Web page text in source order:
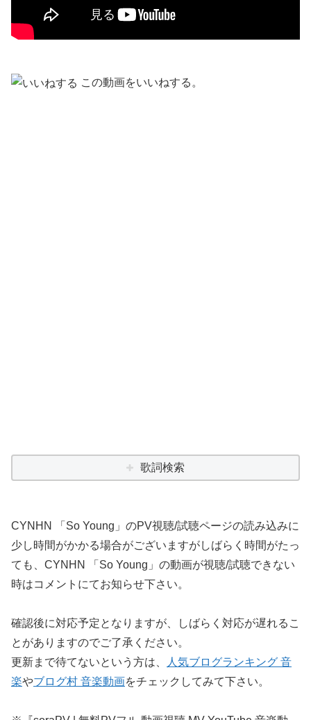
この動画をいいねする。
歌詞検索
CYNHN 「So Young」のPV視聴/試聴ページの読み込みに
少し時間がかかる場合がございますがしばらく時間がたっ
ても、CYNHN 「So Young」の動画が視聴/試聴できない
時はコメントにてお知らせ下さい。
確認後に対応予定となりますが、しばらく対応が遅れるこ
とがありますのでご了承ください。
更新まで待てないという方は、
人気ブログランキング 音
楽やブログ村 音楽動画をチェックしてみて下さい。